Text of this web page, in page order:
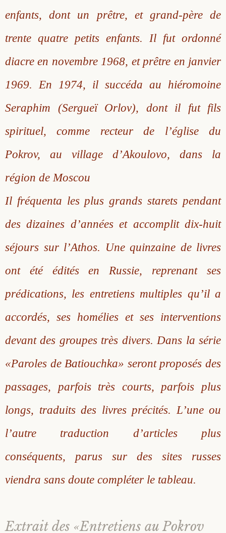
enfants, dont un prêtre, et grand-père de
trente quatre petits enfants. Il fut ordonné
diacre en novembre 1968, et prêtre en janvier
1969. En 1974, il succéda au hiéromoine
Seraphim (Sergueï Orlov), dont il fut fils
spirituel, comme recteur de l’église du
Pokrov, au village d’Akoulovo, dans la
région de Moscou
Il fréquenta les plus grands starets pendant
des dizaines d’années et accomplit dix-huit
séjours sur l’Athos. Une quinzaine de livres
ont été édités en Russie, reprenant ses
prédications, les entretiens multiples qu’il a
accordés, ses homélies et ses interventions
devant des groupes très divers. Dans la série
«Paroles de Batiouchka» seront proposés des
passages, parfois très courts, parfois plus
longs, traduits des livres précités. L’une ou
l’autre traduction d’articles plus
conséquents, parus sur des sites russes
viendra sans doute compléter le tableau.
Extrait des «Entretiens au Pokrov